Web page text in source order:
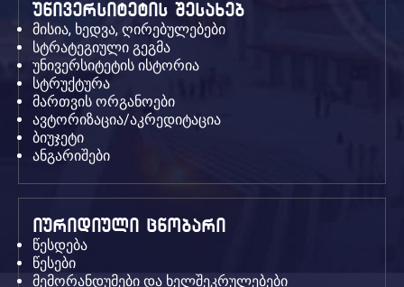
უნივერსიტეტის შესახებ
მისია, ხედვა, ღირებულებები
სტრატეგიული გეგმა
უნივერსიტეტის ისტორია
სტრუქტურა
მართვის ორგანოები
ავტორიზაცია/აკრედიტაცია
ბიუჯეტი
ანგარიშები
იურიდიული ცნობარი
წესდება
წესები
მემორანდუმები და ხელშეკრულებები